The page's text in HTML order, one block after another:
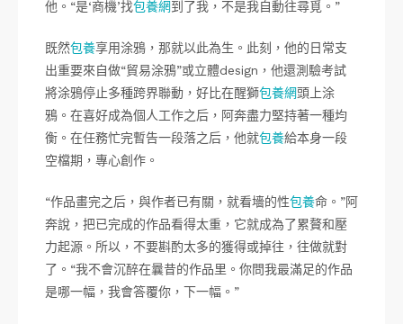
他。“是‘商機’找包養網到了我，不是我自動往尋覓。”
既然包養享用涂鴉，那就以此為生。此刻，他的日常支
出重要來自做“貿易涂鴉”或立體design，他還測驗考試
將涂鴉停止多種跨界聯動，好比在醒獅包養網頭上涂
鴉。在喜好成為個人工作之后，阿奔盡力堅持著一種均
衡。在任務忙完暫告一段落之后，他就包養給本身一段
空檔期，專心創作。
“作品畫完之后，與作者已有關，就看墻的性包養命。”阿
奔說，把已完成的作品看得太重，它就成為了累贅和壓
力起源。所以，不要斟酌太多的獲得或掉往，往做就對
了。“我不會沉醉在曩昔的作品里。你問我最滿足的作品
是哪一幅，我會答覆你，下一幅。”